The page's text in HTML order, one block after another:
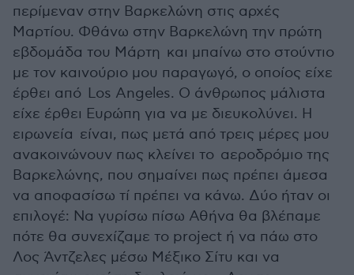
περίμεναν στην Βαρκελώνη στις αρχές
Μαρτίου. Φθάνω στην Βαρκελώνη την πρώτη
εβδομάδα του Μάρτη και μπαίνω στο στούντιο
με τον καινούριο μου παραγωγό, ο οποίος είχε
έρθει από Los Angeles. Ο άνθρωπος μάλιστα
είχε έρθει Ευρώπη για να με διευκολύνει. Η
ειρωνεία είναι, πως μετά από τρεις μέρες μου
ανακοινώνουν πως κλείνει το αεροδρόμιο της
Βαρκελώνης, που σημαίνει πως πρέπει άμεσα
να αποφασίσω τί πρέπει να κάνω. Δύο ήταν οι
επιλογέ: Να γυρίσω πίσω Αθήνα θα βλέπαμε
πότε θα συνεχίζαμε το project ή να πάω στο
Λος Άντζελες μέσω Μέξικο Σίτυ και να